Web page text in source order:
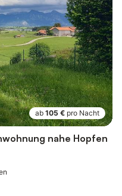
ab 105 € pro Nacht